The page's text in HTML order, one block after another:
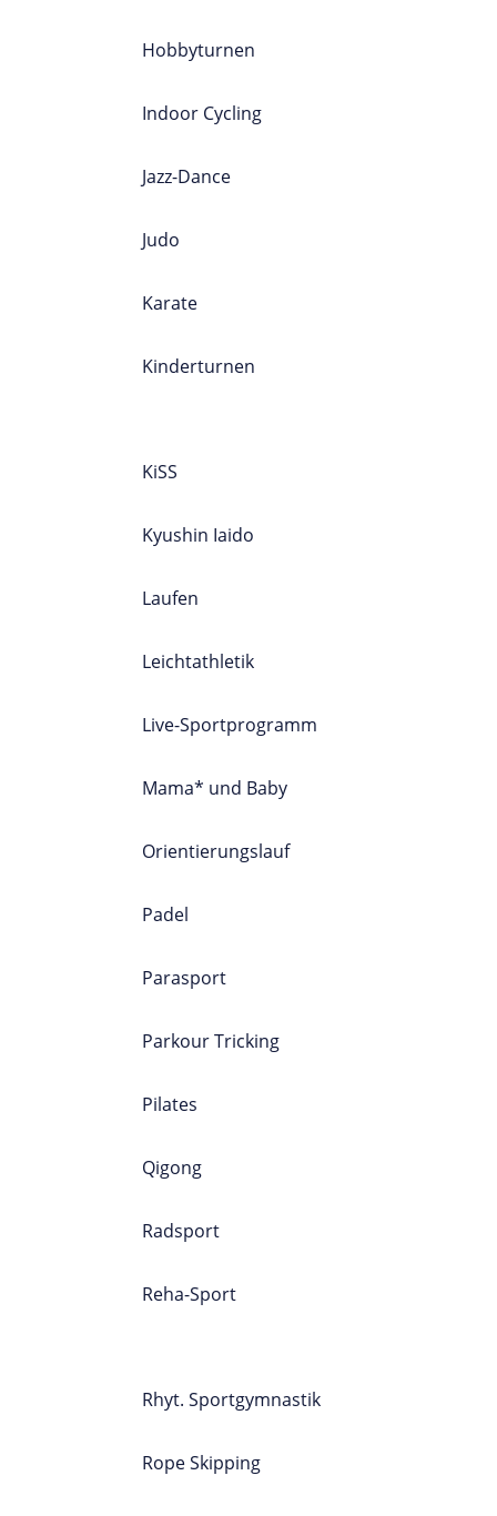
Hobbyturnen
Indoor Cycling
Jazz-Dance
Judo
Karate
Kinderturnen
KiSS
Kyushin Iaido
Laufen
Leichtathletik
Live-Sportprogramm
Mama* und Baby
Orientierungslauf
Padel
Parasport
Parkour Tricking
Pilates
Qigong
Radsport
Reha-Sport
Rhyt. Sportgymnastik
Rope Skipping